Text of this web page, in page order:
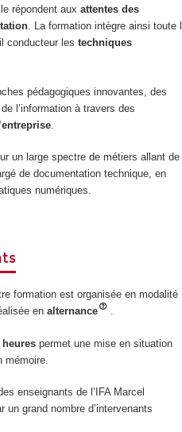
répondent auxattentes des
. La formation intègre ainsi toute
conducteur lestechniques
pédagogiques innovantes, des
l’information à travers des
un large spectre de métiers allant de
de documentation technique, en
numériques.
formation est organisée en modalité
enalternance .
heurespermet une mise en situation
mémoire.
enseignants de l’IFA Marcel
un grand nombre d’intervenants